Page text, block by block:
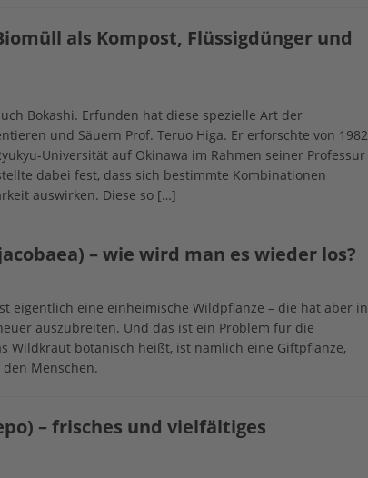
als Kompost, Flüssigdünger und
Bokashi. Erfunden hat diese spezielle Art der
und Säuern Prof. Teruo Higa. Er erforschte von 1982
Universität auf Okinawa im Rahmen seiner Professur
dabei fest, dass sich bestimmte Kombinationen
auswirken. Diese so […]
– wie wird man es wieder los?
eigentlich eine einheimische Wildpflanze – die hat aber in
auszubreiten. Und das ist ein Problem für die
Wildkraut botanisch heißt, ist nämlich eine Giftpflanze,
Menschen.
– frisches und vielfältiges